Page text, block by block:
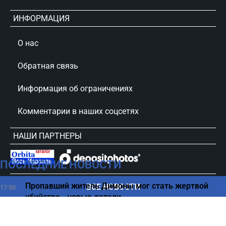
ПОСЛЕДНИЕ НОВОСТИ
17:50
Пропавший житель Димоны мог стать жертвой
убийства - новые детали
ВСЕ НОВОСТИ
ИНФОРМАЦИЯ
О нас
Обратная связь
Информация об ограничениях
Комментарии в наших соцсетях
НАШИ ПАРТНЕРЫ
сursorinfo.co.il © Все права защищены